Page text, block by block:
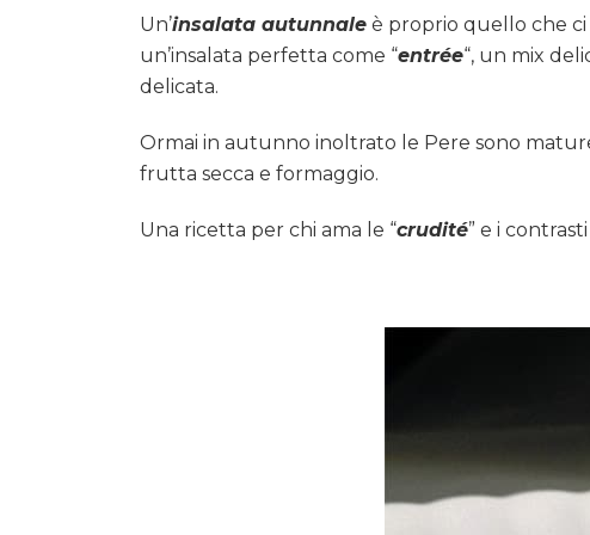
Trevigiano
con
Zucca,
Capra
Noci…
Un’insalata autunnale è proprio quello che
un’insalata perfetta come “entrée“, un mix
delicata.
Ormai in autunno inoltrato le Pere sono
frutta secca e formaggio.
Una ricetta per chi ama le “crudité” e i